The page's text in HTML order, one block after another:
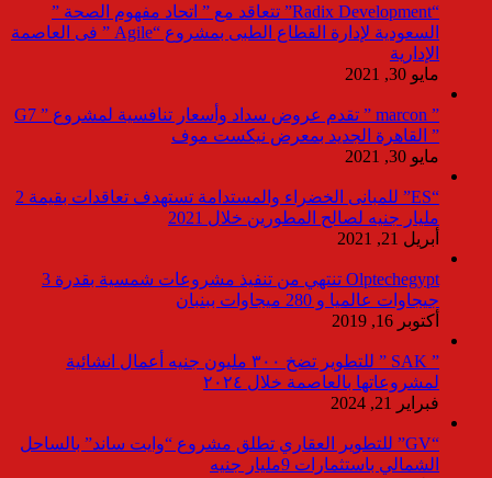
“Radix Development” تتعاقد مع ” اتحاد مفهوم الصحة ”
السعودية لإدارة القطاع الطبى بمشروع “Agile ” فى العاصمة
الإدارية
مايو 30, 2021
” marcon ” تقدم عروض سداد وأسعار تنافسية لمشروع ” G7
” القاهرة الجديد بمعرض نيكست موف
مايو 30, 2021
“ES” للمبانى الخضراء والمستدامة تستهدف تعاقدات بقيمة 2
مليار جنيه لصالح المطورين خلال 2021
أبريل 21, 2021
Olptechegypt تنتهي من تنفيذ مشروعات شمسية بقدرة 3
جيجاوات عالميا و 280 ميجاوات ببنبان
أكتوبر 16, 2019
” SAK ” للتطوير تضخ ٣٠٠ مليون جنيه أعمال انشائية
لمشروعاتها بالعاصمة خلال ٢٠٢٤
فبراير 21, 2024
“GV” للتطوير العقاري تطلق مشروع “وايت ساند” بالساحل
الشمالي باستثمارات 9مليار جنيه